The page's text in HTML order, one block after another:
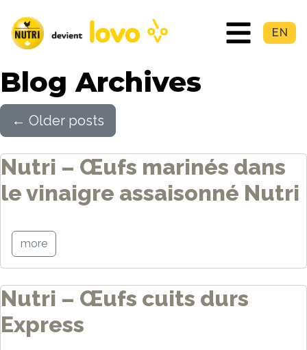
EN
Blog Archives
← Older posts
Nutri – Œufs marinés dans
le vinaigre assaisonné Nutri
more
Nutri – Œufs cuits durs
Express